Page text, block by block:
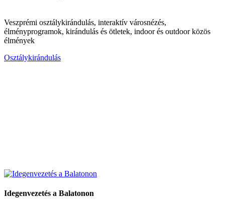
Veszprémi osztálykirándulás, interaktív városnézés,
élményprogramok, kirándulás és ötletek, indoor és outdoor közös
élmények
Osztálykirándulás
Idegenvezetés a Balatonon